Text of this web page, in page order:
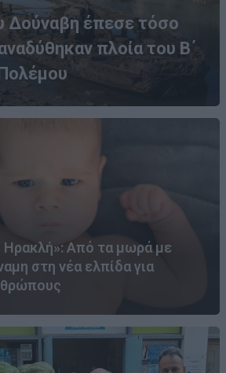
Δούναβη έπεσε τόσο
πλοία του Β΄
Ηρακλή»: Από τα μωρά με
στη νέα ελπίδα για